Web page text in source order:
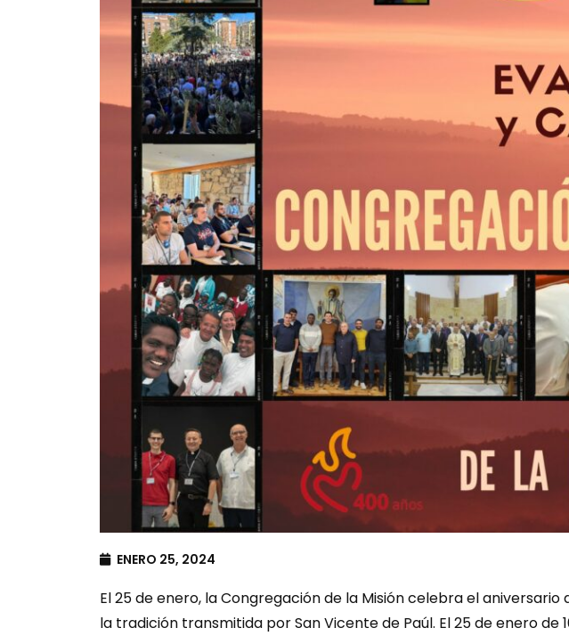
ENERO 25, 2024
El 25 de enero, la Congregación de la Misión celebra el aniversario
la tradición transmitida por San Vicente de Paúl. El 25 de enero de